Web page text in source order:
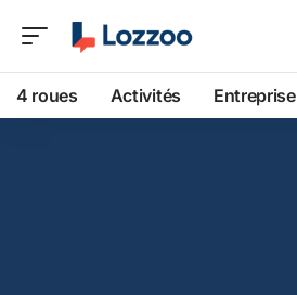
4 roues Activités Entreprise